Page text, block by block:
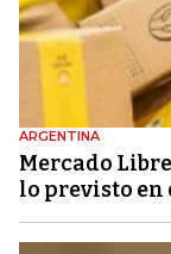
ARGENTINA
Mercado
lo previsto